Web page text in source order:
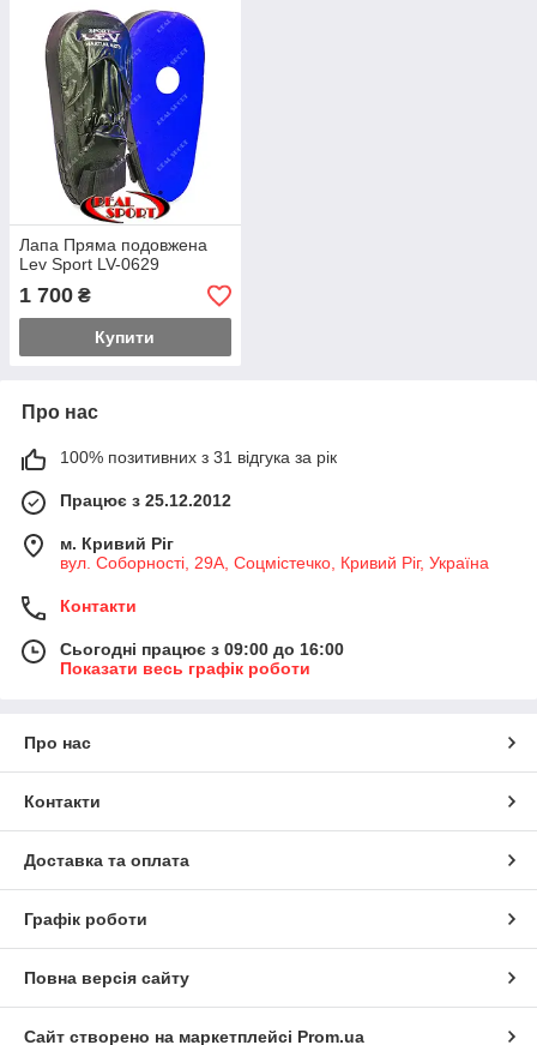
Лапа Пряма подовжена
Lev Sport LV-0629
1 700 ₴
Купити
Про нас
100% позитивних з 31 відгука за рік
Працює з 25.12.2012
м. Кривий Ріг
вул. Соборності, 29А, Соцмістечко, Кривий Ріг, Україна
Контакти
Сьогодні працює з 09:00 до 16:00
Показати весь графік роботи
Про нас
Контакти
Доставка та оплата
Графік роботи
Повна версія сайту
Сайт створено на маркетплейсі Prom.ua